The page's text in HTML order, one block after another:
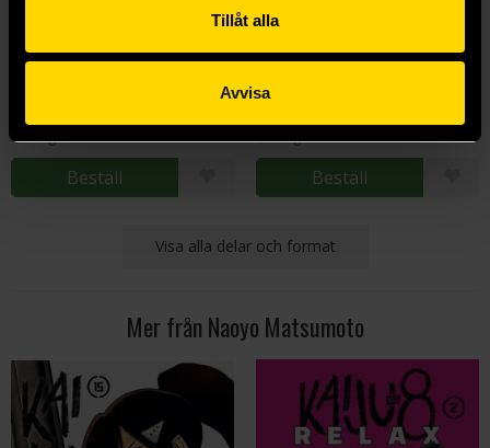
Tillåt alla
Avvisa
Kaiju No 8 Vol 6
Längre leveranstid
Beställ
Kaiju No 8 Vol 7
Längre leveranstid
Beställ
Visa alla delar och format
Mer från Naoyo Matsumoto